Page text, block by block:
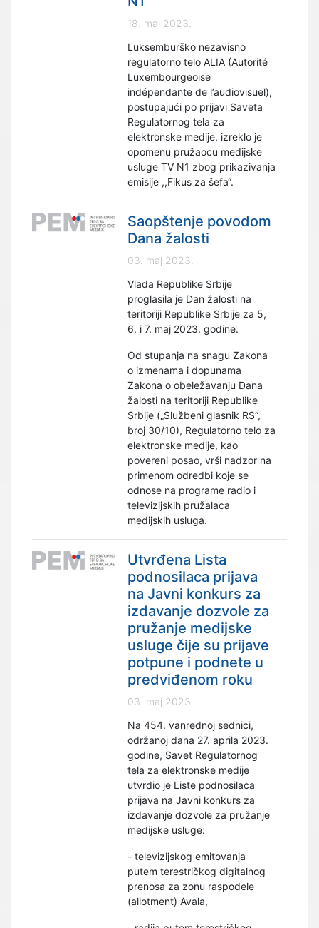
18. maj 2023.
Luksemburško nezavisno
regulatorno telo ALIA (Autorité
Luxembourgeoise
indépendante de l’audiovisuel),
postupajući po prijavi Saveta
Regulatornog tela za
elektronske medije, izreklo je
opomenu pružaocu medijske
usluge TV N1 zbog prikazivanja
emisije ,,Fikus za šefa“.
Saopštenje povodom
Dana žalosti
03. maj 2023.
Vlada Republike Srbije
proglasila je Dan žalosti na
teritoriji Republike Srbije za 5,
6. i 7. maj 2023. godine.
Od stupanja na snagu Zakona
o izmenama i dopunama
Zakona o obeležavanju Dana
žalosti na teritoriji Republike
Srbije („Službeni glasnik RS“,
broj 30/10), Regulatorno telo za
elektronske medije, kao
povereni posao, vrši nadzor na
primenom odredbi koje se
odnose na programe radio i
televizijskih pružalaca
medijskih usluga.
Utvrđena Lista
podnosilaca prijava
na Javni konkurs za
izdavanje dozvole za
pružanje medijske
usluge čije su prijave
potpune i podnete u
predviđenom roku
03. maj 2023.
Na 454. vanrednoj sednici,
održanoj dana 27. aprila 2023.
godine, Savet Regulatornog
tela za elektronske medije
utvrdio je Liste podnosilaca
prijava na Javni konkurs za
izdavanje dozvole za pružanje
medijske usluge:
- televizijskog emitovanja
putem terestričkog digitalnog
prenosa za zonu raspodele
(allotment) Avala,